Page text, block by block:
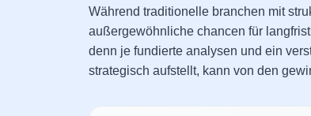
Während traditionelle branchen mit
außergewöhnliche chancen für
denn je fundierte analysen und ein
strategisch aufstellt, kann von den